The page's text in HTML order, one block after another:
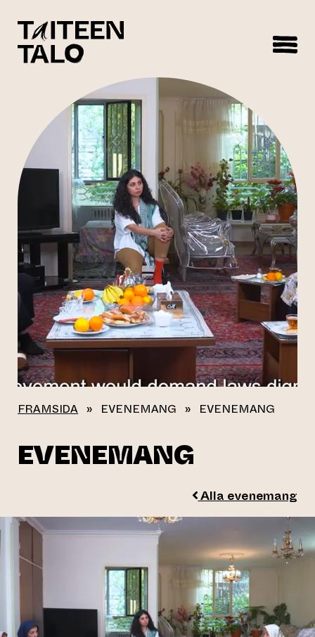
FRAMSIDA » EVENEMANG » EVENEMANG
EVENEMANG
Alla evenemang